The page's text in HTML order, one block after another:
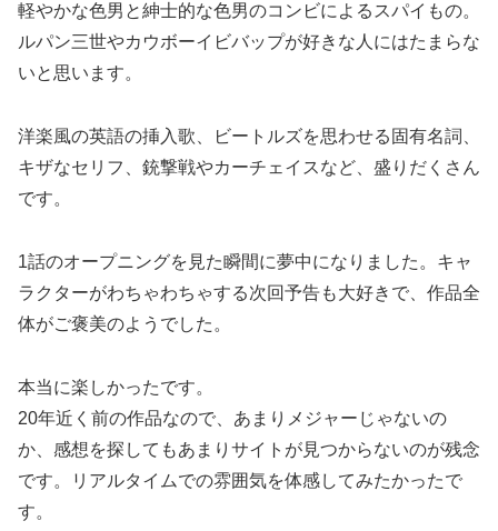
軽やかな色男と紳士的な色男のコンビによるスパイもの。
ルパン三世やカウボーイビバップが好きな人にはたまらな
いと思います。
洋楽風の英語の挿入歌、ビートルズを思わせる固有名詞、
キザなセリフ、銃撃戦やカーチェイスなど、盛りだくさん
です。
1話のオープニングを見た瞬間に夢中になりました。キャ
ラクターがわちゃわちゃする次回予告も大好きで、作品全
体がご褒美のようでした。
本当に楽しかったです。
20年近く前の作品なので、あまりメジャーじゃないの
か、感想を探してもあまりサイトが見つからないのが残念
です。リアルタイムでの雰囲気を体感してみたかったで
す。